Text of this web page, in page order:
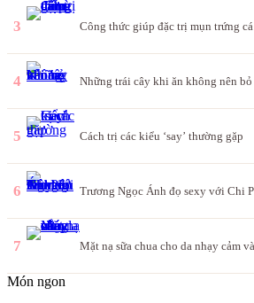
3 Công thức giúp đặc trị mụn trứng
4 Những trái cây khi ăn không nên bỏ
5 Cách trị các kiểu ‘say’ thường gặp
6 Trương Ngọc Ánh đọ sexy với Chi
7 Mặt nạ sữa chua cho da nhạy cảm
Món ngon